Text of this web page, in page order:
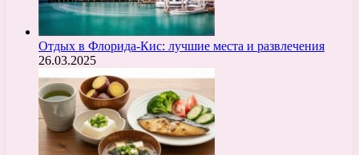
Отдых в Флорида-Кис: лучшие места и развлечения
26.03.2025